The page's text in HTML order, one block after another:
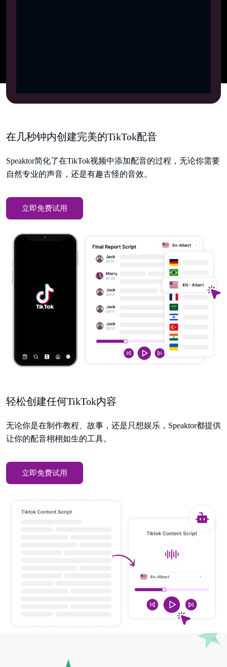
在几秒钟内创建完美的TikTok配音
Speaktor简化了在TikTok视频中添加配音的过程，无论你需要
自然专业的声音，还是有趣古怪的音效。
立即免费试用
轻松创建任何TikTok内容
无论你是在制作教程、故事，还是只想娱乐，Speaktor都提供
让你的配音栩栩如生的工具。
立即免费试用